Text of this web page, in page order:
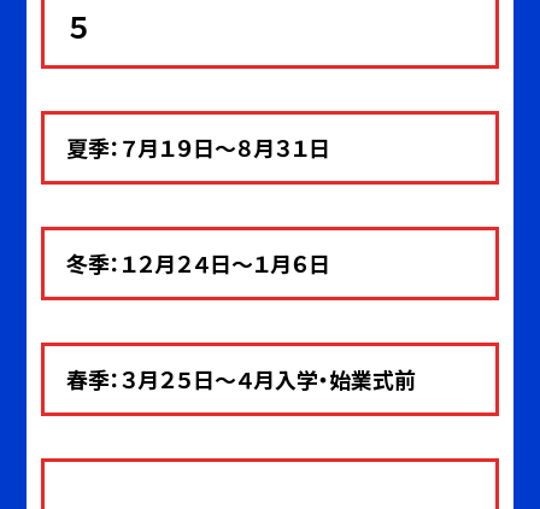
５
夏季：７月１９日～８月３１日
冬季：１２月２４日～１月６日
春季：３月２５日～４月入学・始業式前